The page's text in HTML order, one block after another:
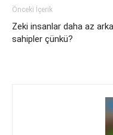
Önceki İçerik
Zeki insanlar daha az
sahipler çünkü?